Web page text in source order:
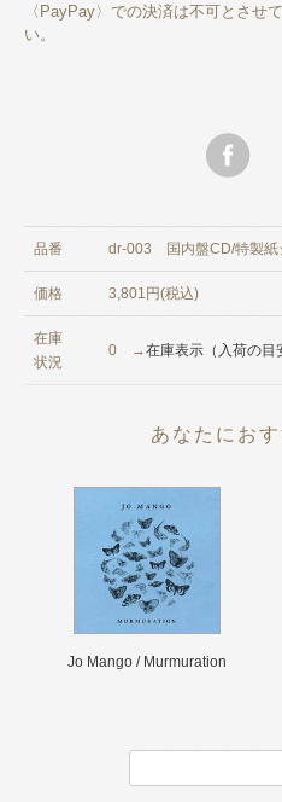
〈PayPay〉での決済は不可とさせ
い。
品番 dr-003 国内盤CD/特製紙
価格 3,801円(税込)
在庫
状況
0 →在庫表示（入荷の目
あなたにお
Jo Mango / Murmuration